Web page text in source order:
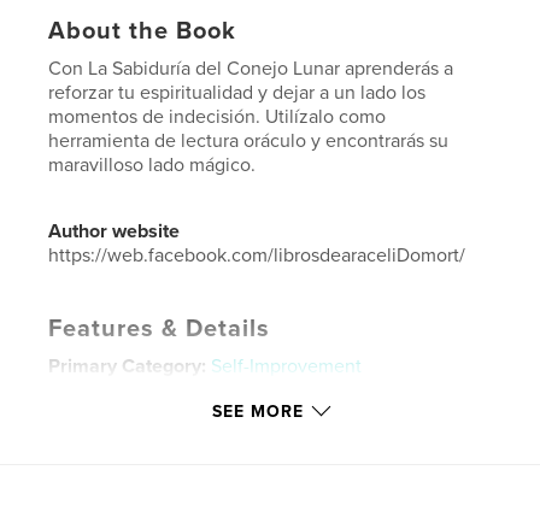
About the Book
Con La Sabiduría del Conejo Lunar aprenderás a
reforzar tu espiritualidad y dejar a un lado los
momentos de indecisión. Utilízalo como
herramienta de lectura oráculo y encontrarás su
maravilloso lado mágico.
Author website
https://web.facebook.com/librosdearaceliDomort/
Features & Details
Primary Category: Self-Improvement
Additional Categories Quotes ,Inspiration
SEE MORE